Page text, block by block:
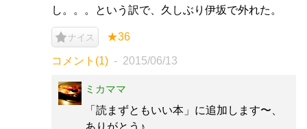
し。。。という訳で、久しぶり伊坂で外れた。
ナイス ★36
コメント(1) 2015/06/13
ミカママ
「読まずともいい本」に追加します〜、
ありがとう♪